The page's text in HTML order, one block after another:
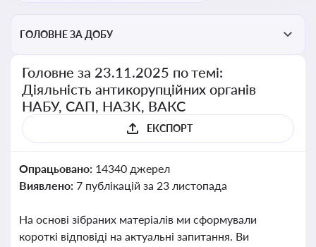
ГОЛОВНЕ ЗА ДОБУ
Головне за 23.11.2025 по темі:
Діяльність антикорупційних органів
НАБУ, САП, НАЗК, ВАКС
ЕКСПОРТ
Опрацьовано: 14340 джерел
Виявлено: 7 публікацій за 23 листопада
На основі зібраних матеріалів ми сформували
короткі відповіді на актуальні запитання. Ви